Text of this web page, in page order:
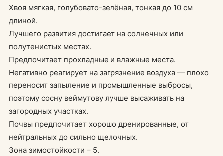
Хвоя мягкая, голубовато-зелёная, тонкая до 10 см
длиной.
Лучшего развития достигает на солнечных или
полутенистых местах.
Предпочитает прохладные и влажные места.
Негативно реагирует на загрязнение воздуха — плохо
переносит запыление и промышленные выбросы,
поэтому сосну веймутову лучше высаживать на
загородных участках.
Почвы предпочитает хорошо дренированные, от
нейтральных до сильно щелочных.
Зона зимостойкости – 5.